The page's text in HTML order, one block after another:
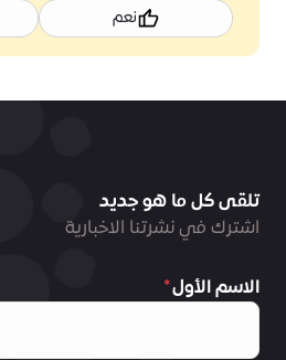
نعم
تلقى كل ما هو جديد
اشترك في نشرتنا الاخبارية
الاسم الأول